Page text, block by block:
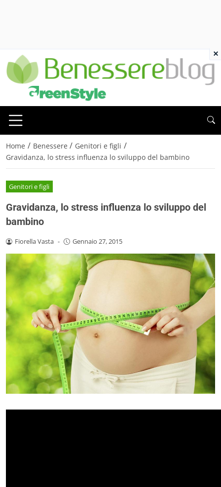
Home / Benessere / Genitori e figli /
Gravidanza, lo stress influenza lo sviluppo del bambino
Genitori e figli
Gravidanza, lo stress influenza lo sviluppo del
bambino
Fiorella Vasta - Gennaio 27, 2015
×